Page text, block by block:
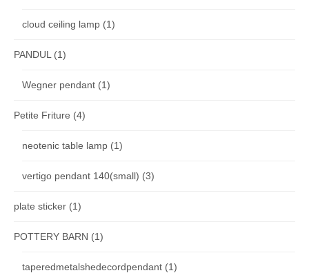
cloud ceiling lamp (1)
PANDUL (1)
Wegner pendant (1)
Petite Friture (4)
neotenic table lamp (1)
vertigo pendant 140(small) (3)
plate sticker (1)
POTTERY BARN (1)
taperedmetalshedecordpendant (1)